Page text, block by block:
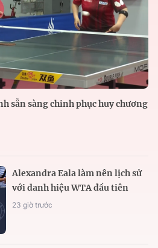
sẵn sàng chinh phục huy chương
Alexandra Eala làm nên lịch sử
với danh hiệu WTA đầu tiên
23 giờ trước